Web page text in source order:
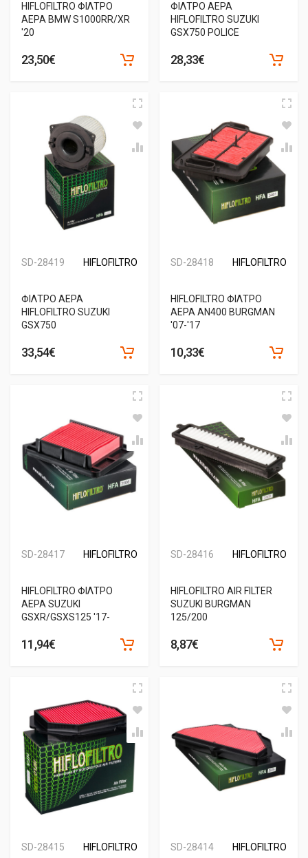
HIFLOFILTRO ΦΙΛΤΡΟ
ΑΕΡΑ BMW S1000RR/XR
'20
23,50€
ΦΙΛΤΡΟ ΑΕΡΑ
HIFLOFILTRO SUZUKI
GSX750 POLICE
28,33€
SD-28419 HIFLOFILTRO
ΦΙΛΤΡΟ ΑΕΡΑ
HIFLOFILTRO SUZUKI
GSX750
33,54€
SD-28418 HIFLOFILTRO
HIFLOFILTRO ΦΙΛΤΡΟ
ΑΕΡΑ AN400 BURGMAN
'07-'17
10,33€
SD-28417 HIFLOFILTRO
HIFLOFILTRO ΦΙΛΤΡΟ
ΑΕΡΑ SUZUKI
GSXR/GSXS125 '17-
11,94€
SD-28416 HIFLOFILTRO
HIFLOFILTRO AIR FILTER
SUZUKI BURGMAN
125/200
8,87€
SD-28415 HIFLOFILTRO SD-28414 HIFLOFILTRO